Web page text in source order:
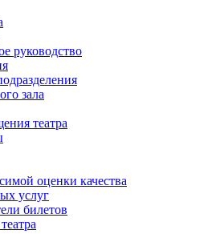
руководство
зала
театра
оценки качества
услуг
билетов